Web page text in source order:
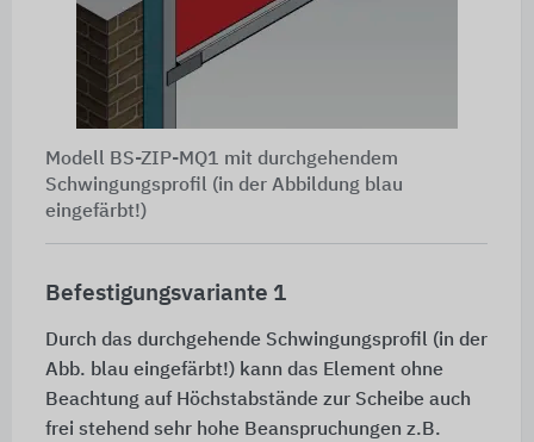
Modell BS-ZIP-MQ1 mit durchgehendem
Schwingungsprofil (in der Abbildung blau
eingefärbt!)
Befestigungsvariante 1
Durch das durchgehende Schwingungsprofil (in der
Abb. blau eingefärbt!) kann das Element ohne
Beachtung auf Höchstabstände zur Scheibe auch
frei stehend sehr hohe Beanspruchungen z.B.